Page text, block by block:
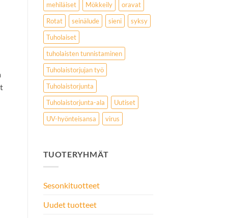
mehiläiset
Mökkeily
oravat
Rotat
seinälude sieni
syksy
Tuholaiset
tuholaisten tunnistaminen
Tuholaistorjujan työ
Tuholaistorjunta
Tuholaistorjunta-ala
Uutiset
UV-hyönteisansa
virus
TUOTERYHMÄT
Sesonkituotteet
Uudet tuotteet